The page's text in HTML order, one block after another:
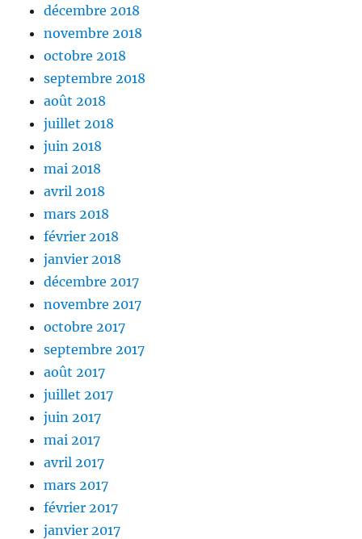
décembre 2018
novembre 2018
octobre 2018
septembre 2018
août 2018
juillet 2018
juin 2018
mai 2018
avril 2018
mars 2018
février 2018
janvier 2018
décembre 2017
novembre 2017
octobre 2017
septembre 2017
août 2017
juillet 2017
juin 2017
mai 2017
avril 2017
mars 2017
février 2017
janvier 2017